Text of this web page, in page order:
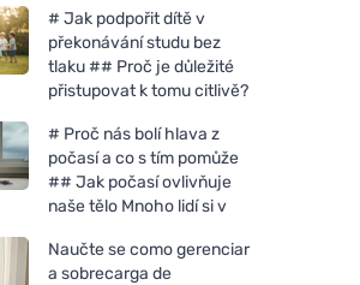
# Jak podpořit dítě v
překonávání studu bez
tlaku ## Proč je důležité
přistupovat k tomu citlivě?
# Proč nás bolí hlava z
počasí a co s tím pomůže
## Jak počasí ovlivňuje
naše tělo Mnoho lidí si v
Naučte se como gerenciar
a sobrecarga de